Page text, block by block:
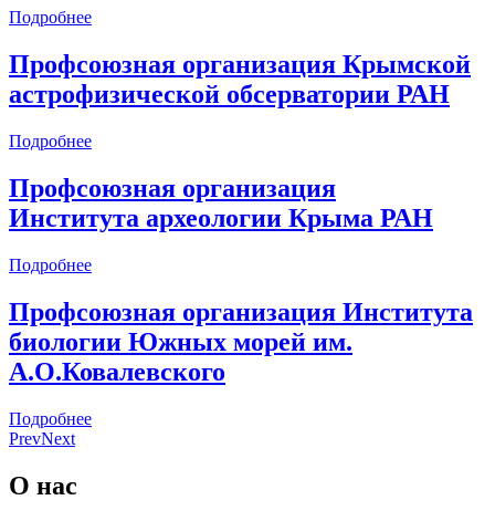
Подробнее
Профсоюзная организация Крымской
астрофизической обсерватории РАН
Подробнее
Профсоюзная организация
Института археологии Крыма РАН
Подробнее
Профсоюзная организация Института
биологии Южных морей им.
А.О.Ковалевского
Подробнее
PrevNext
О нас